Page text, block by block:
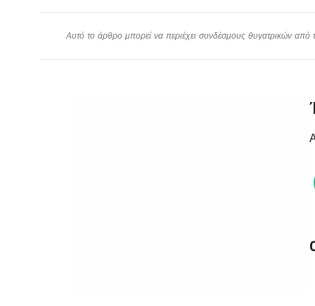
Αυτό το άρθρο μπορεί να περιέχει συνδέσμους θυγατρικών από